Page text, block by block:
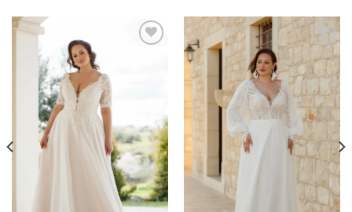
ALLA TUA
LISTA DEI
DESIDERI
AGGIUNGI
ALLA TUA
LISTA DEI
DESIDERI